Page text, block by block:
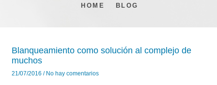
HOME BLOG
Blanqueamiento como solución al complejo de
muchos
21/07/2016 No hay comentarios